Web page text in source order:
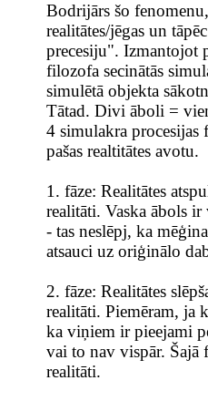
Bodrijārs šo
realitātes/jēgas un
precesiju". Izmantojot
filozofa secinātās
simulētā objekta
Tātad. Divi āboli =
4 simulakra procesijas
pašas realtitātes avotu.
1. fāze: Realitātes
realitāti. Vaska ābols
- tas neslēpj, ka
atsauci uz oriģinālo
2. fāze: Realitātes
realitāti. Piemēram, ja
ka viņiem ir pieejami
vai to nav vispār. Šajā
realitāti.